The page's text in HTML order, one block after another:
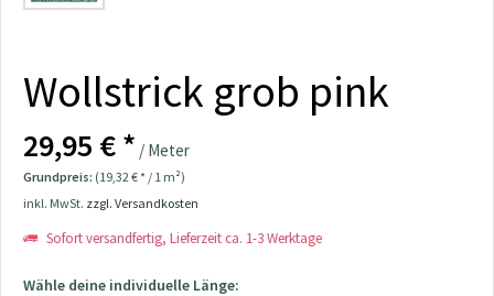
Wollstrick grob pink
29,95 € * / Meter
Grundpreis: (19,32 € * / 1 m²)
inkl. MwSt. zzgl. Versandkosten
Sofort versandfertig, Lieferzeit ca. 1-3 Werktage
Wähle deine individuelle Länge: